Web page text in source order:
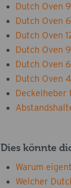
Dutch Oven
Dutch Oven
Dutch Oven
Dutch Oven
Dutch Oven
Dutch Oven
Deckelheber
Dies könnte
Warum
Welcher